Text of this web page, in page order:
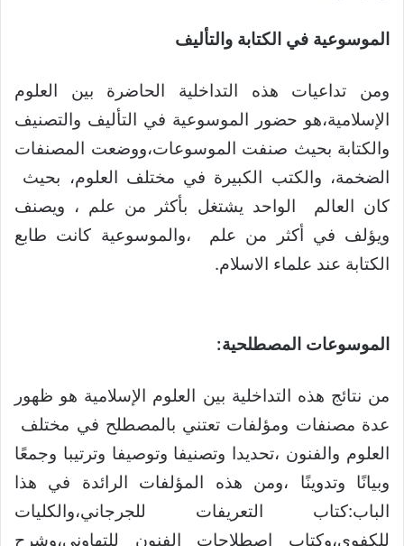
الموسوعية في الكتابة والتأليف
ومن تداعيات هذه التداخلية الحاضرة بين العلوم
الإسلامية،هو حضور الموسوعية في التأليف والتصنيف
والكتابة بحيث صنفت الموسوعات،ووضعت المصنفات
الضخمة، والكتب الكبيرة في مختلف العلوم، بحيث
كان العالم الواحد يشتغل بأكثر من علم ، ويصنف
ويؤلف في أكثر من علم ،والموسوعية كانت طابع
الكتابة عند علماء الاسلام.
الموسوعات المصطلحية:
من نتائج هذه التداخلية بين العلوم الإسلامية هو ظهور
عدة مصنفات ومؤلفات تعتني بالمصطلح في مختلف
العلوم والفنون ،تحديدا وتصنيفا وتوصيفا وترتيبا وجمعًا
وبيانًا وتدوينًا ،ومن هذه المؤلفات الرائدة في هذا
الباب:كتاب التعريفات للجرجاني،والكليات
للكفوي،وكتاب اصطلاحات الفنون للتهاوني،وشرح